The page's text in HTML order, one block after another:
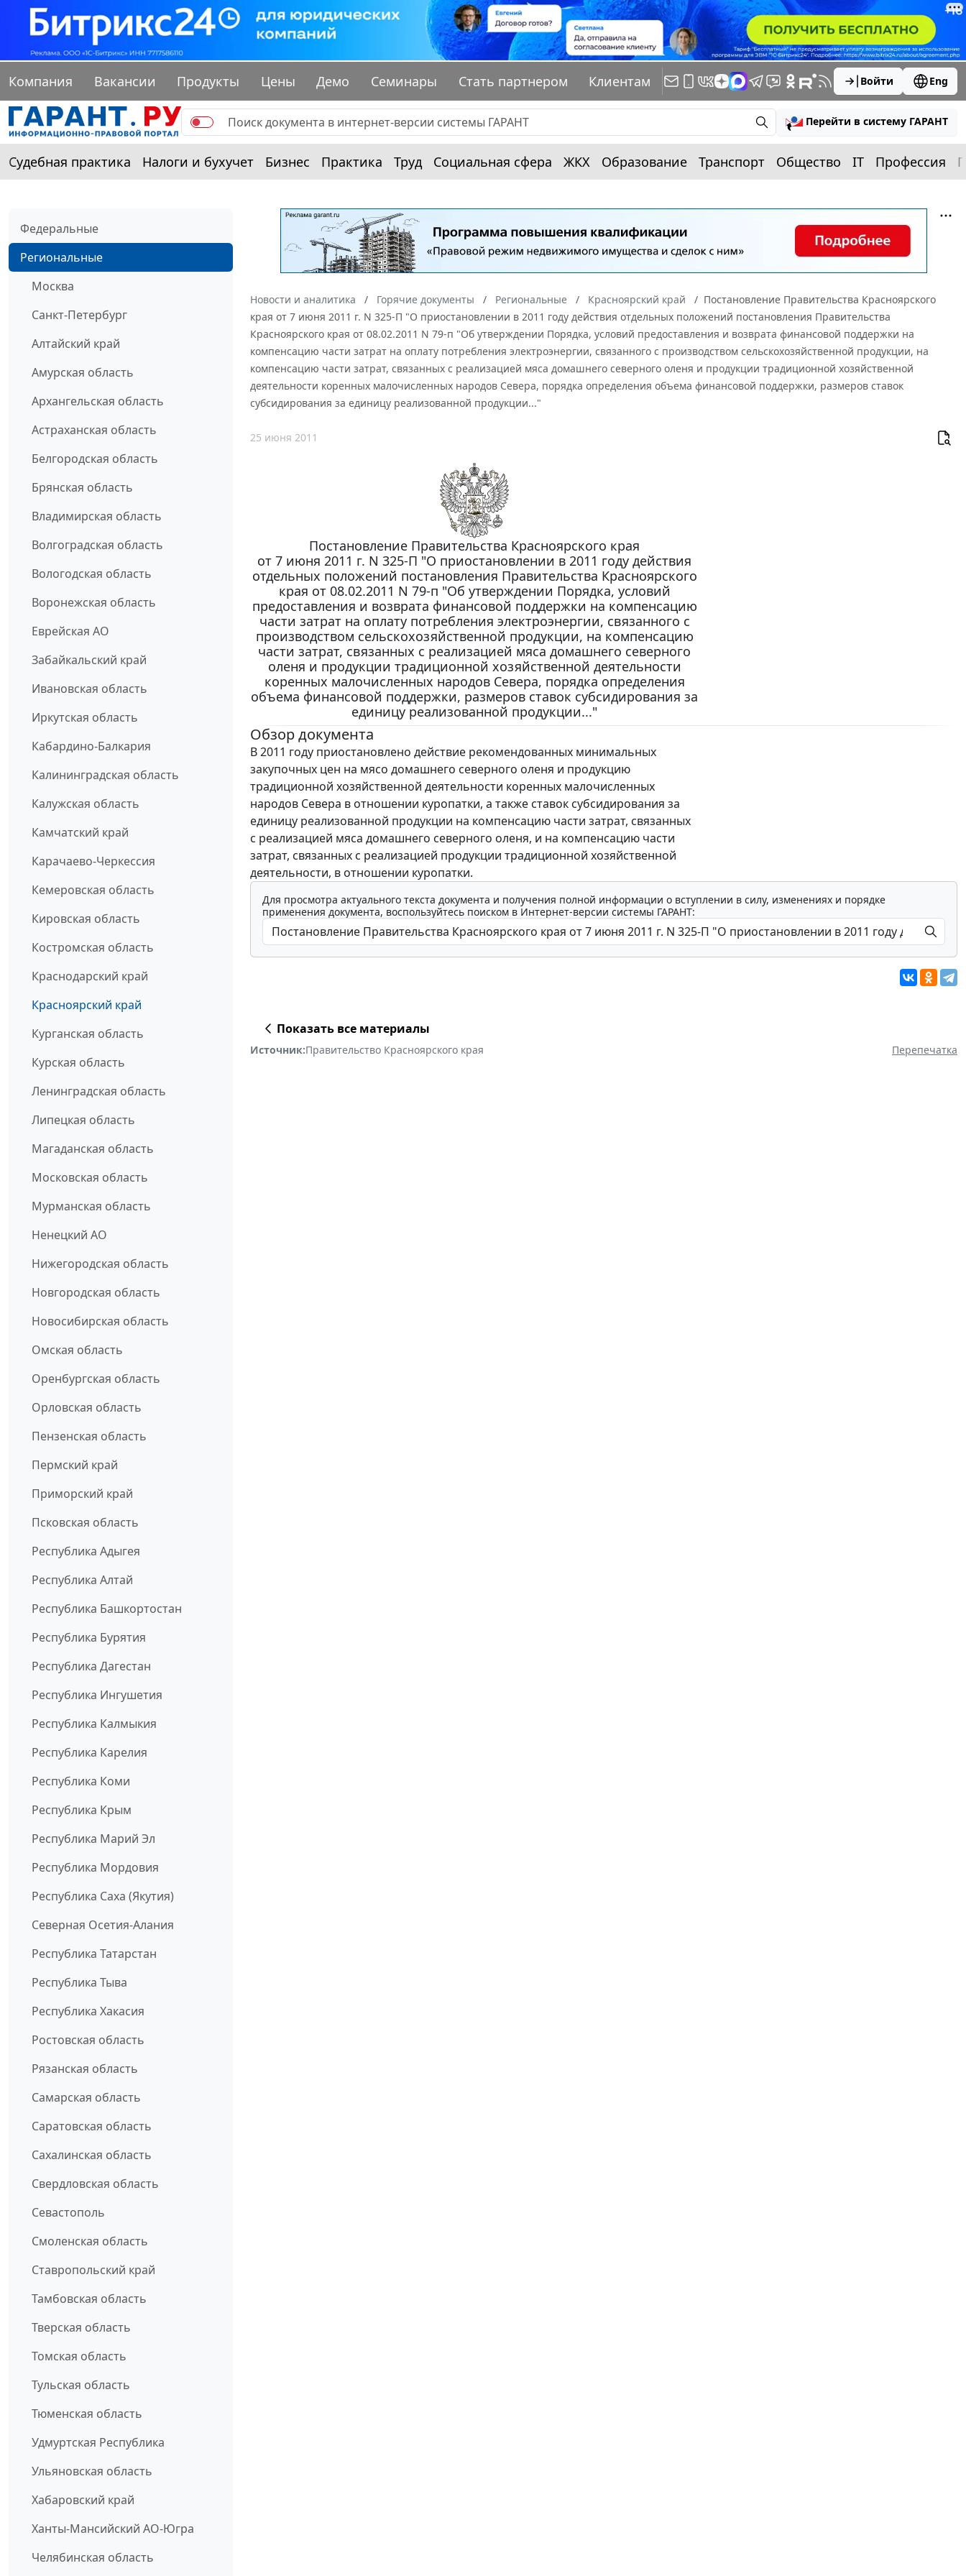
Компания Вакансии Продукты Цены Демо Семинары Стать партнером Клиентам Войти Eng
Перейти в систему ГАРАНТ
Судебная практика Налоги и бухучет Бизнес Практика Труд Социальная сфера ЖКХ Образование Транспорт Общество IT Профессия
Федеральные
Региональные
Москва
Санкт-Петербург
Алтайский край
Амурская область
Архангельская область
Астраханская область
Белгородская область
Брянская область
Владимирская область
Волгоградская область
Вологодская область
Воронежская область
Еврейская АО
Забайкальский край
Ивановская область
Иркутская область
Кабардино-Балкария
Калининградская область
Калужская область
Камчатский край
Карачаево-Черкессия
Кемеровская область
Кировская область
Костромская область
Краснодарский край
Красноярский край
Курганская область
Курская область
Ленинградская область
Липецкая область
Магаданская область
Московская область
Мурманская область
Ненецкий АО
Нижегородская область
Новгородская область
Новосибирская область
Омская область
Оренбургская область
Орловская область
Пензенская область
Пермский край
Приморский край
Псковская область
Республика Адыгея
Республика Алтай
Республика Башкортостан
Республика Бурятия
Республика Дагестан
Республика Ингушетия
Республика Калмыкия
Республика Карелия
Республика Коми
Республика Крым
Республика Марий Эл
Республика Мордовия
Республика Саха (Якутия)
Северная Осетия-Алания
Республика Татарстан
Республика Тыва
Республика Хакасия
Ростовская область
Рязанская область
Самарская область
Саратовская область
Сахалинская область
Свердловская область
Севастополь
Смоленская область
Ставропольский край
Тамбовская область
Тверская область
Томская область
Тульская область
Тюменская область
Удмуртская Республика
Ульяновская область
Хабаровский край
Ханты-Мансийский АО-Югра
Челябинская область
Новости и аналитика Горячие документы Региональные Красноярский край
Постановление Правительства Красноярского
края от 7 июня 2011 г. N 325-П "О приостановлении в 2011 году действия отдельных положений постановления Правительства
Красноярского края от 08.02.2011 N 79-п "Об утверждении Порядка, условий предоставления и возврата финансовой поддержки на
компенсацию части затрат на оплату потребления электроэнергии, связанного с производством сельскохозяйственной продукции, на
компенсацию части затрат, связанных с реализацией мяса домашнего северного оленя и продукции традиционной хозяйственной
деятельности коренных малочисленных народов Севера, порядка определения объема финансовой поддержки, размеров ставок
субсидирования за единицу реализованной продукции..."
25 июня 2011
Постановление Правительства Красноярского края
от 7 июня 2011 г. N 325-П "О приостановлении в 2011 году действия
отдельных положений постановления Правительства Красноярского
края от 08.02.2011 N 79-п "Об утверждении Порядка, условий
предоставления и возврата финансовой поддержки на компенсацию
части затрат на оплату потребления электроэнергии, связанного с
производством сельскохозяйственной продукции, на компенсацию
части затрат, связанных с реализацией мяса домашнего северного
оленя и продукции традиционной хозяйственной деятельности
коренных малочисленных народов Севера, порядка определения
объема финансовой поддержки, размеров ставок субсидирования за
единицу реализованной продукции..."
Обзор документа
В 2011 году приостановлено действие рекомендованных минимальных
закупочных цен на мясо домашнего северного оленя и продукцию
традиционной хозяйственной деятельности коренных малочисленных
народов Севера в отношении куропатки, а также ставок субсидирования за
единицу реализованной продукции на компенсацию части затрат, связанных
с реализацией мяса домашнего северного оленя, и на компенсацию части
затрат, связанных с реализацией продукции традиционной хозяйственной
деятельности, в отношении куропатки.
Для просмотра актуального текста документа и получения полной информации о вступлении в силу, изменениях и порядке
применения документа, воспользуйтесь поиском в Интернет-версии системы ГАРАНТ:
Показать все материалы
Источник:Правительство Красноярского края Перепечатка